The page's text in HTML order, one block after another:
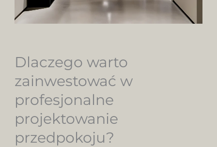
Dlaczego warto
zainwestować w
profesjonalne
projektowanie
przedpokoju?